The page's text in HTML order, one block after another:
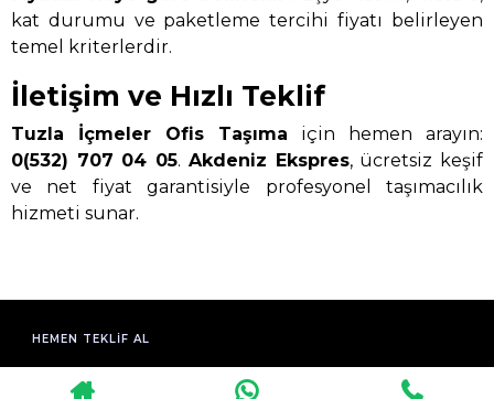
kat durumu ve paketleme tercihi fiyatı belirleyen
temel kriterlerdir.
İletişim ve Hızlı Teklif
Tuzla İçmeler Ofis Taşıma için hemen arayın:
0(532) 707 04 05. Akdeniz Ekspres, ücretsiz keşif
ve net fiyat garantisiyle profesyonel taşımacılık
hizmeti sunar.
HEMEN TEKLIF AL